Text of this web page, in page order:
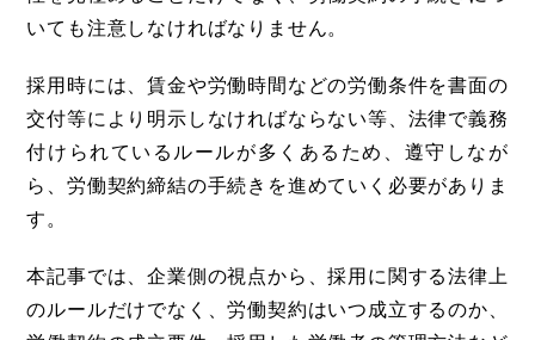
いても注意しなければなりません。
採用時には、賃金や労働時間などの労働条件を書面の
交付等により明示しなければならない等、法律で義務
付けられているルールが多くあるため、遵守しなが
ら、労働契約締結の手続きを進めていく必要がありま
す。
本記事では、企業側の視点から、採用に関する法律上
のルールだけでなく、労働契約はいつ成立するのか、